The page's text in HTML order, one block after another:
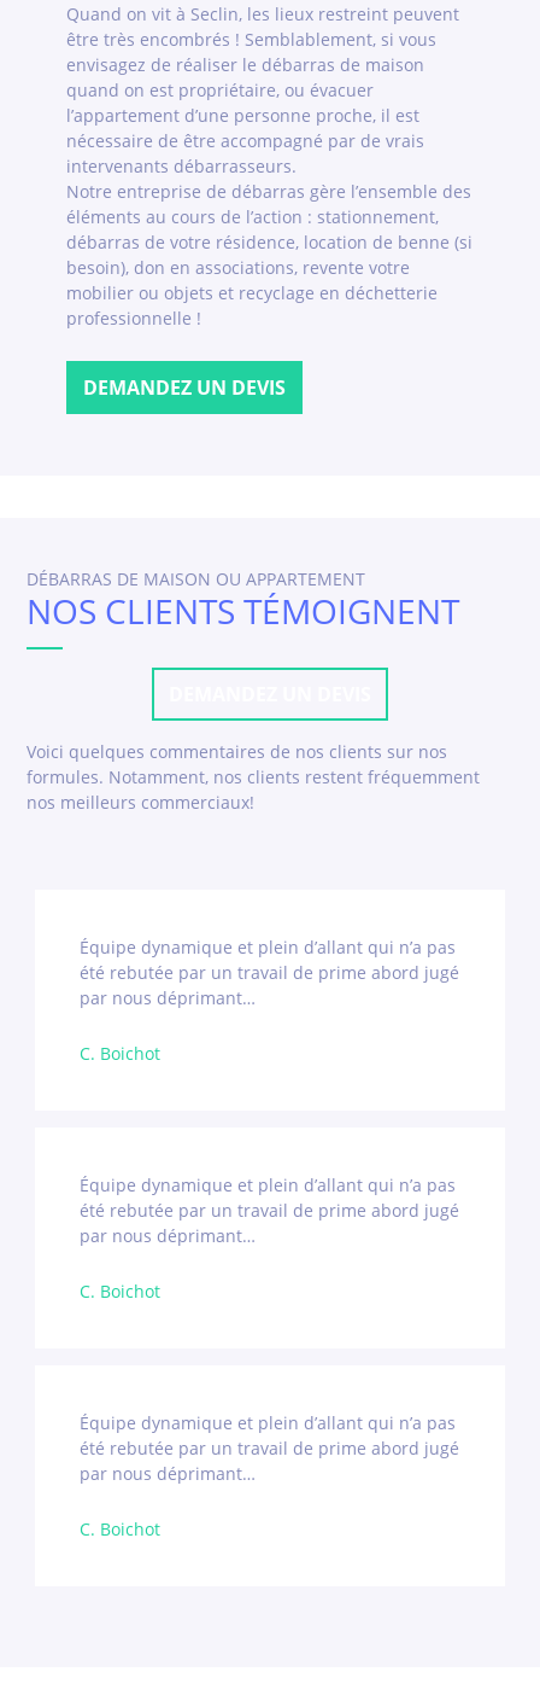
Quand on vit à Seclin, les lieux restreint peuvent
être très encombrés ! Semblablement, si vous
envisagez de réaliser le débarras de maison
quand on est propriétaire, ou évacuer
l’appartement d’une personne proche, il est
nécessaire de être accompagné par de vrais
intervenants débarrasseurs.
Notre entreprise de débarras gère l’ensemble des
éléments au cours de l’action : stationnement,
débarras de votre résidence, location de benne (si
besoin), don en associations, revente votre
mobilier ou objets et recyclage en déchetterie
professionnelle !
DEMANDEZ UN DEVIS
DÉBARRAS DE MAISON OU APPARTEMENT
NOS CLIENTS TÉMOIGNENT
Voici quelques commentaires de nos clients sur nos
formules. Notamment, nos clients restent fréquemment
nos meilleurs commerciaux!
Équipe dynamique et plein d’allant qui n’a pas
été rebutée par un travail de prime abord jugé
par nous déprimant…
C. Boichot
Équipe dynamique et plein d’allant qui n’a pas
été rebutée par un travail de prime abord jugé
par nous déprimant…
C. Boichot
Équipe dynamique et plein d’allant qui n’a pas
été rebutée par un travail de prime abord jugé
par nous déprimant…
C. Boichot